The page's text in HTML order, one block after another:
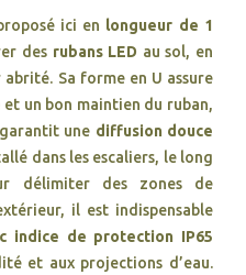
ici en longueur de 1
des rubans LED au sol, en
Sa forme en U assure
et un bon maintien du ruban,
une diffusion douce
dans les escaliers, le long
délimiter des zones de
il est indispensable
indice de protection IP65
et aux projections d’eau.